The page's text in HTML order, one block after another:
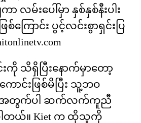
လမ်းပေါ်မှာ နှစ်နှစ်နီးပါး
စ်ကြောင်း ပွင့်လင်းစွာရှင်းပြ
ကို သိရှိပြီးနောက်မှာတော့
ောင်းဖြစ်မိပြီး သူ့ဘဝ
ဖို့အတွက်ပါ ဆက်လက်ကူညီ
ါတယ်။ Kiet က ထိုသူကို